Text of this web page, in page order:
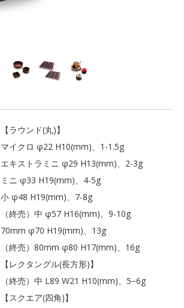
【ラウンド(丸)】
マイクロ φ22 H10(mm)、1-1.5g
エキストラミニ φ29 H13(mm)、2-3g
ミニ φ33 H19(mm)、4-5g
小 φ48 H19(mm)、7-8g
（終売）中 φ57 H16(mm)、9-10g
70mm φ70 H19(mm)、13g
（終売）80mm φ80 H17(mm)、16g
【レクタングル(長方形)】
（終売）中 L89 W21 H10(mm)、5−6g
【スクエア(四角)】